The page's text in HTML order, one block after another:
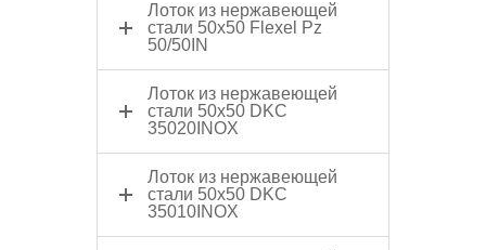
Лоток из нержавеющей
стали 50x50 Flexel Pz
50/50IN
Лоток из нержавеющей
стали 50x50 DKC
35020INOX
Лоток из нержавеющей
стали 50x50 DKC
35010INOX